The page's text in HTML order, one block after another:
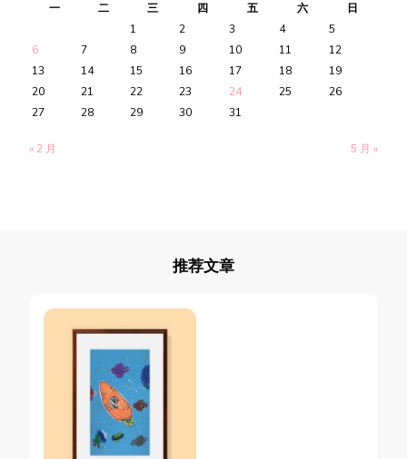
一
二 三 四 五 六
日
1
2 3 4
5
6
7 8 9 10 11
12
13
14 15 16 17 18
19
20
21 22 23 24 25
26
27
28 29 30 31
« 2 月 5 月 »
推荐文章